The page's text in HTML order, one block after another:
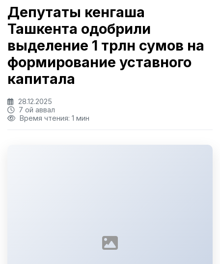
Депутаты кенгаша
Ташкента одобрили
выделение 1 трлн сумов на
формирование уставного
капитала
28.12.2025
7 ой аввал
Время чтения: 1 мин